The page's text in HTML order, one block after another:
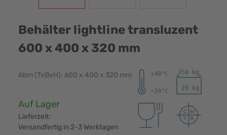
Behälter lightline transluzent
600 x 400 x 320 mm
Abm (TxBxH): 600 x 400 x 320 mm
Verfügbarkeit:
Auf Lager
Lieferzeit:
Versandfertig in 2-3 Werktagen